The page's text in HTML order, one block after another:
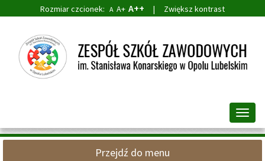
głównej
treści
wyszukiwarki
Rozmiar czcionek: A A+ A++ | Zwiększ kontrast
Przejdź do menu